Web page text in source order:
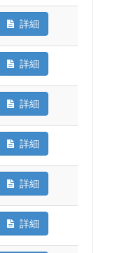
詳細
詳細
詳細
詳細
詳細
詳細